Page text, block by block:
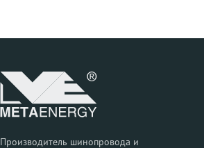
Производитель шинопровода и